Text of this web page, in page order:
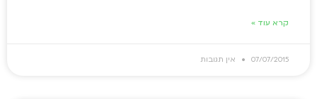
קרא עוד »
07/07/2015 אין תגובות